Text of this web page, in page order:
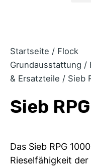
Startseite / Flock
Grundausstattung /
& Ersatzteile / Sieb
Sieb
Das Sieb RPG
Rieselfähigkeit